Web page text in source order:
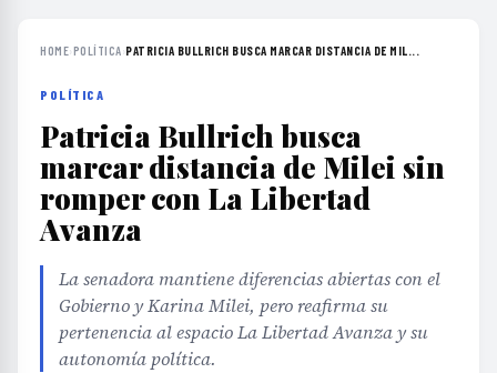
HOME›POLÍTICA›PATRICIA BULLRICH BUSCA MARCAR DISTANCIA DE MIL...
POLÍTICA
Patricia Bullrich busca
marcar distancia de Milei sin
romper con La Libertad
Avanza
La senadora mantiene diferencias abiertas con el
Gobierno y Karina Milei, pero reafirma su
pertenencia al espacio La Libertad Avanza y su
autonomía política.